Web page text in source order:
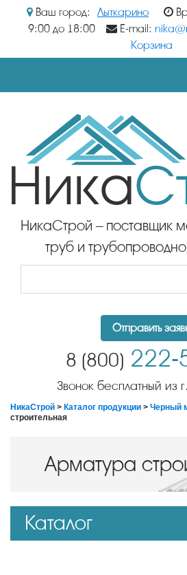
Ваш город: Лыткарино
9:00 до 18:00
E-mail:
Корзина
НикаСтрой – поставщик
труб и
Отправить
8 (800) 222-
Звонок бесплатный из
НикаСтрой > Каталог продукции > Черный
строительная
Арматура
Каталог